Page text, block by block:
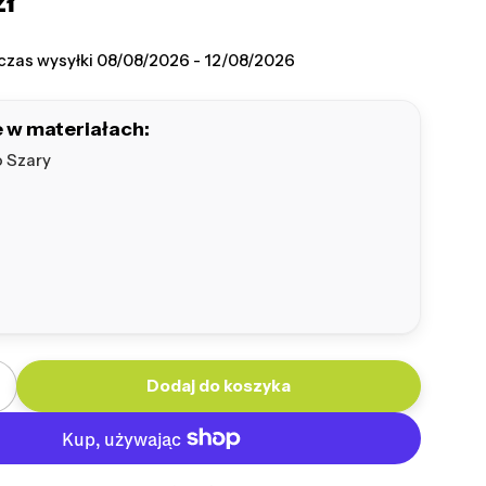
wysyłki 08/08/2026 - 12/08/2026
materiałach:
Szary
dla Fotel Yogi Bukla
ilość dla Fotel Yogi Bukla
Dodaj do koszyka